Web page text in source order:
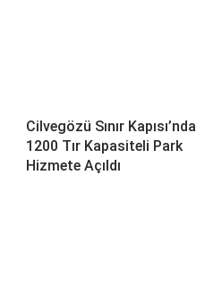
Cilvegözü Sınır Kapısı’nda
1200 Tır Kapasiteli Park
Hizmete Açıldı